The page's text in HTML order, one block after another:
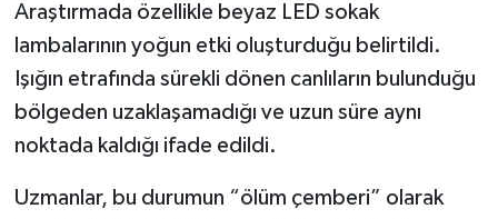
Araştırmada özellikle beyaz LED sokak
lambalarının yoğun etki oluşturduğu belirtildi.
Işığın etrafında sürekli dönen canlıların bulunduğu
bölgeden uzaklaşamadığı ve uzun süre aynı
noktada kaldığı ifade edildi.
Uzmanlar, bu durumun “ölüm çemberi” olarak
Şaphane
Simav
Siyaset